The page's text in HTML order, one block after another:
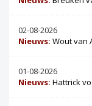
02-08-2026
Nieuws: Wout van
01-08-2026
Nieuws: Hattrick